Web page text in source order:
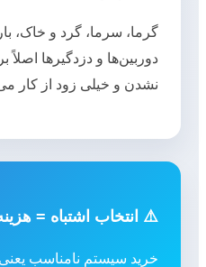
گرما، سرما، گرد و خاک،
دوربین‌ها و دزدگیرها
نشدن و خیلی زود از کار
⚠️ انتخاب اشتباه =
خرید سیستم نامناسب